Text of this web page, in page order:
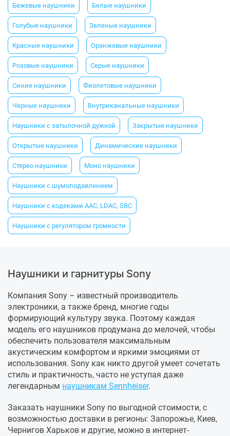
Бежевые наушники Белые наушники
Голубые наушники Зеленые наушники
Красные наушники Оранжевые наушники
Розовые наушники Серые наушники
Синие наушники Фиолетовые наушники
Черные наушники Внутриканальные наушники
Наушники с затылочной дужкой Закрытые наушники
Открытые наушники Динамические наушники
Стерео наушники Моно наушники
Наушники с шумоподавлением
Наушники с кодеками AAC, LDAC, SBC
Наушники с регулятором громкости
Наушники и гарнитуры Sony
Компания Sony – известный производитель
электроники, а также бренд, многие годы
формирующий культуру звука. Поэтому каждая
модель его наушников продумана до мелочей, чтобы
обеспечить пользователя максимальным
акустическим комфортом и яркими эмоциями от
использования. Sony как никто другой умеет сочетать
стиль и практичность, часто не уступая даже
легендарным наушникам Sennheiser.
Заказать наушники Sony по выгодной стоимости, с
возможностью доставки в регионы: Запорожье, Киев,
Чернигов Харьков и другие, можно в интернет-